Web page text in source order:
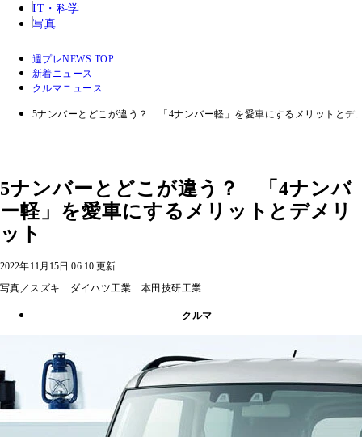
IT・科学
写真
週プレNEWS TOP
新着ニュース
クルマニュース
5ナンバーとどこが違う？ 「4ナンバー軽」を愛車にするメリットとデ
5ナンバーとどこが違う？ 「4ナンバ
ー軽」を愛車にするメリットとデメリ
ット
2022年11月15日 06:10 更新
写真／スズキ ダイハツ工業 本田技研工業
クルマ